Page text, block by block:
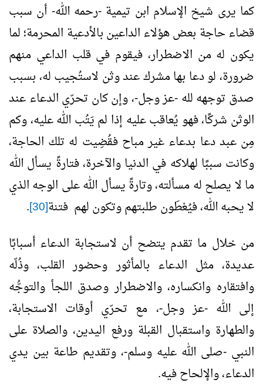
كما يرى شيخ الإسلام ابن تيمية -رحمه الله- أن سبب
قضاء حاجة بعض هؤلاء الداعين بالأدعية المحرمة؛ لما
يكون له من الاضطرار، فيقوم في قلب الداعي منهم
ضرورة، لو دعا بها مشرك عند وثن لاستُجيب له، بسبب
صدق توجهه لله -عز وجل-، وإن كان تحرّي الدعاء عند
الوثن شركًا، فهو يُعاقب عليه إذا لم يَتُب الله عليه، وكم
مِن عبد دعا بدعاء غير مباح فقُضِيت له تلك الحاجة،
وكانت سببًا لهلاكه في الدنيا والآخرة، فتارةً يسأل الله
ما لا يصلح له مسألته، وتارةً يسأل الله على الوجه الذي
لا يحبه الله، فيُعْطَون طلبتهم وتكون لهم فتنة[30]
.
من خلال ما تقدم يتضح أن لاستجابة الدعاء أسبابًا
عديدة، مثل الدعاء بالمأثور وحضور القلب، وذُلّه
وافتقاره وانكساره، والاضطرار وصدق اللجأ والتوجُّه
إلى الله -عز وجل-، مع تحرّي أوقات الاستجابة،
والطهارة واستقبال القبلة ورفع اليدين، والصلاة على
النبي -صلى الله عليه وسلم-، وتقديم طاعة بين يدي
الدعاء، والإلحاح فيه.